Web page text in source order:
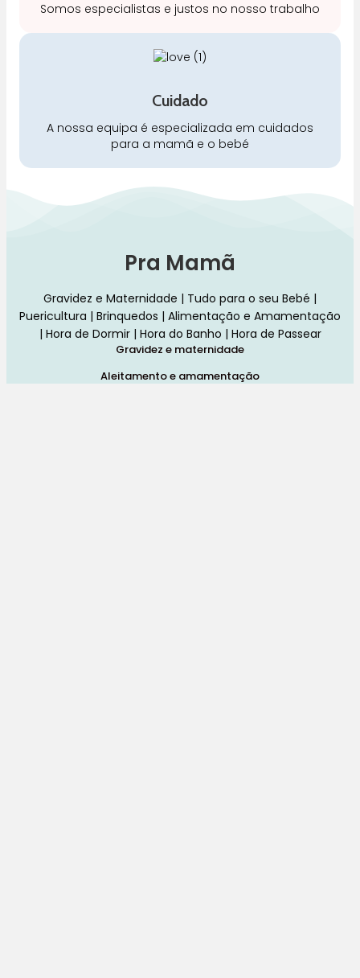
Somos especialistas e justos no nosso trabalho
Cuidado
A nossa equipa é especializada em cuidados
para a mamã e o bebé
Pra Mamã
Gravidez e Maternidade | Tudo para o seu Bebé |
Puericultura | Brinquedos | Alimentação e Amamentação
| Hora de Dormir | Hora do Banho | Hora de Passear
Gravidez e maternidade
Aleitamento e amamentação